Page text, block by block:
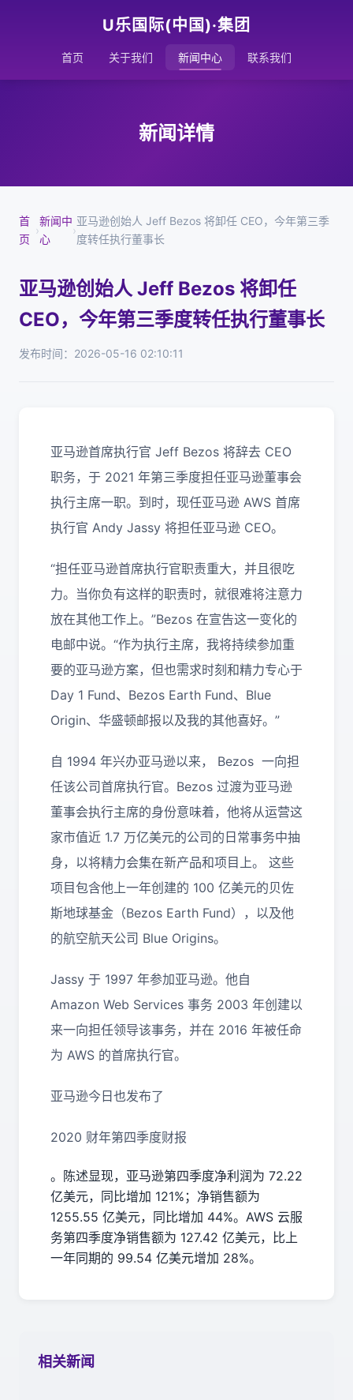
U乐国际(中国)·集团
首页 关于我们 新闻中心 联系我们
新闻详情
首
页
›
新闻中
心
›
亚马逊创始人 Jeff Bezos 将卸任 CEO，今年第三季
度转任执行董事长
亚马逊创始人 Jeff Bezos 将卸任
CEO，今年第三季度转任执行董事长
发布时间：2026-05-16 02:10:11
亚马逊首席执行官 Jeff Bezos 将辞去 CEO
职务，于 2021 年第三季度担任亚马逊董事会
执行主席一职。到时，现任亚马逊 AWS 首席
执行官 Andy Jassy 将担任亚马逊 CEO。
“担任亚马逊首席执行官职责重大，并且很吃
力。当你负有这样的职责时，就很难将注意力
放在其他工作上。”Bezos 在宣告这一变化的
电邮中说。“作为执行主席，我将持续参加重
要的亚马逊方案，但也需求时刻和精力专心于
Day 1 Fund、Bezos Earth Fund、Blue
Origin、华盛顿邮报以及我的其他喜好。”
自 1994 年兴办亚马逊以来， Bezos 一向担
任该公司首席执行官。Bezos 过渡为亚马逊
董事会执行主席的身份意味着，他将从运营这
家市值近 1.7 万亿美元的公司的日常事务中抽
身，以将精力会集在新产品和项目上。 这些
项目包含他上一年创建的 100 亿美元的贝佐
斯地球基金（Bezos Earth Fund），以及他
的航空航天公司 Blue Origins。
Jassy 于 1997 年参加亚马逊。他自
Amazon Web Services 事务 2003 年创建以
来一向担任领导该事务，并在 2016 年被任命
为 AWS 的首席执行官。
亚马逊今日也发布了
2020 财年第四季度财报
。陈述显现，亚马逊第四季度净利润为 72.22
亿美元，同比增加 121%；净销售额为
1255.55 亿美元，同比增加 44%。AWS 云服
务第四季度净销售额为 127.42 亿美元，比上
一年同期的 99.54 亿美元增加 28%。
相关新闻